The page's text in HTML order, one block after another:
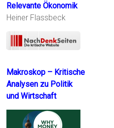
Relevante Ökonomik
Heiner Flassbeck
Makroskop – Kritische
Analysen zu Politik
und Wirtschaft